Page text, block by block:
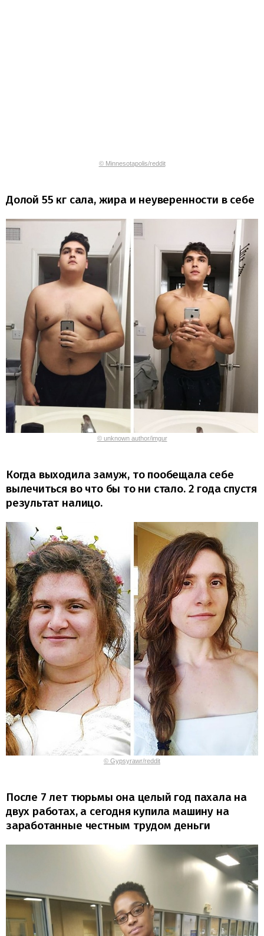
© Minnesotapolis/reddit
Долой 55 кг сала, жира и неуверенности в себе
© unknown author/imgur
Когда выходила замуж, то пообещала себе
вылечиться во что бы то ни стало. 2 года спустя
результат налицо.
© Gypsyrawr/reddit
После 7 лет тюрьмы она целый год пахала на
двух работах, а сегодня купила машину на
заработанные честным трудом деньги